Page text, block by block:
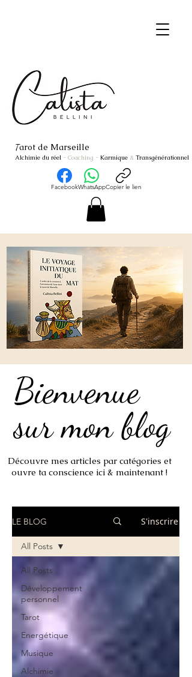
Tarot de Marseille
Alchimie du réel - Coaching - Karmique & Transgénérationnel
FacebookWhatsAppCopier le lien
Bienvenue
sur mon blog
Bienvenue
sur mon blog
Découvre mes articles par catégories et
ouvre ta conscience ici & maintenant !
LE BLOG S'inscrire
All Posts
Développement
personnel
Tarot
Energétique
Musique
Alchimie
All Posts